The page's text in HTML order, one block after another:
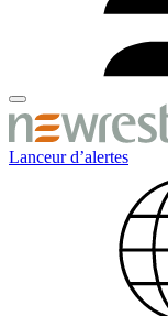
Lanceur d’alertes